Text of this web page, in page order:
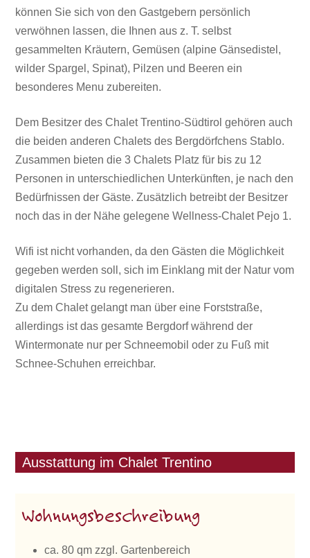
können Sie sich von den Gastgebern persönlich
verwöhnen lassen, die Ihnen aus z. T. selbst
gesammelten Kräutern, Gemüsen (alpine Gänsedistel,
wilder Spargel, Spinat), Pilzen und Beeren ein
besonderes Menu zubereiten.
Dem Besitzer des Chalet Trentino-Südtirol gehören auch
die beiden anderen Chalets des Bergdörfchens Stablo.
Zusammen bieten die 3 Chalets Platz für bis zu 12
Personen in unterschiedlichen Unterkünften, je nach den
Bedürfnissen der Gäste. Zusätzlich betreibt der Besitzer
noch das in der Nähe gelegene Wellness-Chalet Pejo 1.
Wifi ist nicht vorhanden, da den Gästen die Möglichkeit
gegeben werden soll, sich im Einklang mit der Natur vom
digitalen Stress zu regenerieren.
Zu dem Chalet gelangt man über eine Forststraße,
allerdings ist das gesamte Bergdorf während der
Wintermonate nur per Schneemobil oder zu Fuß mit
Schnee-Schuhen erreichbar.
Ausstattung im Chalet Trentino
Wohnungsbeschreibung
ca. 80 qm zzgl. Gartenbereich